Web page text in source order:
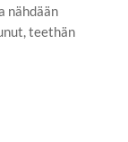
nähdään
teethän